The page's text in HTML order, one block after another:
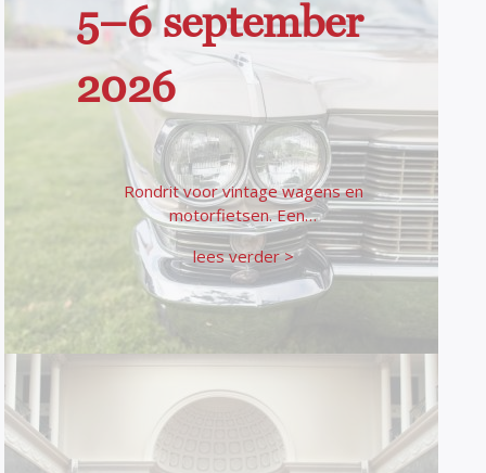
5–6 september
2026
Rondrit voor vintage wagens en
motorfietsen. Een…
lees verder >